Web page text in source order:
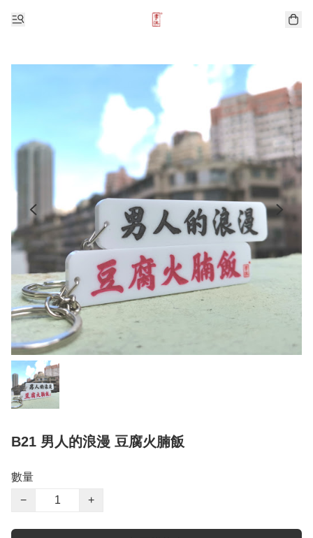
B21 男人的浪漫 豆腐火腩飯
數量
−
+